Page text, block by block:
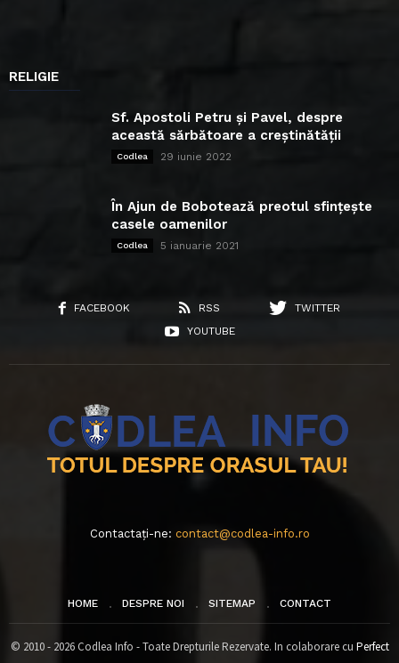
RELIGIE
Sf. Apostoli Petru și Pavel, despre
această sărbătoare a creștinătății
Codlea 29 iunie 2022
În Ajun de Bobotează preotul sfințește
casele oamenilor
Codlea 5 ianuarie 2021
FACEBOOK RSS
TWITTER
YOUTUBE
Contactați-ne: contact@codlea-info.ro
HOME DESPRE NOI SITEMAP CONTACT
© 2010 - 2026 Codlea Info - Toate Drepturile Rezervate. In colaborare cu Perfect